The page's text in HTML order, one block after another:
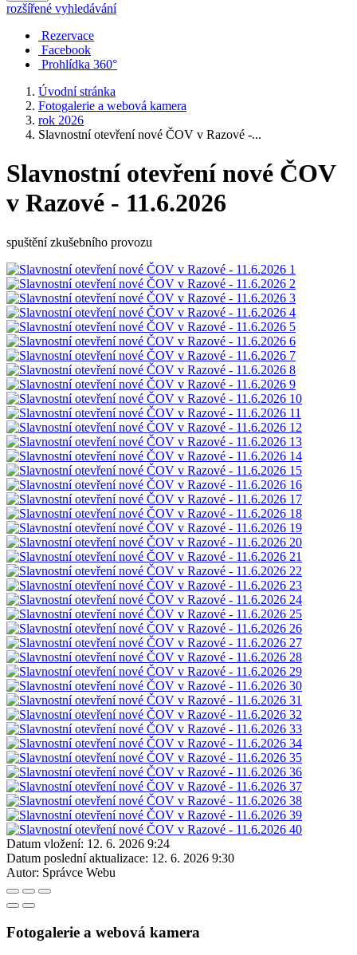
rozšířené vyhledávání
Rezervace
Facebook
Prohlídka 360°
Úvodní stránka
Fotogalerie a webová kamera
rok 2026
Slavnostní otevření nové ČOV v Razové -...
Slavnostní otevření nové ČOV
v Razové - 11.6.2026
spuštění zkušebního provozu
Datum vložení: 12. 6. 2026 9:24
Datum poslední aktualizace: 12. 6. 2026 9:30
Autor: Správce Webu
Fotogalerie a webová kamera